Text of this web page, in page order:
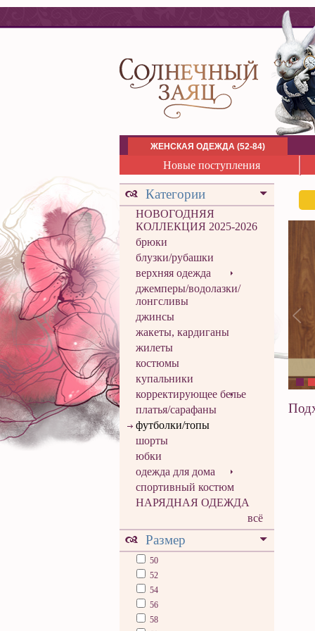
ЖЕНСКАЯ ОДЕЖДА (52-84)
Новые поступления
Категории
НОВОГОДНЯЯ
КОЛЛЕКЦИЯ 2025-2026
брюки
блузки/рубашки
верхняя одежда
джемперы/водолазки/
лонгсливы
джинсы
жакеты, кардиганы
жилеты
костюмы
купальники
корректирующее белье
платья/сарафаны
футболки/топы
шорты
юбки
одежда для дома
спортивный костюм
НАРЯДНАЯ ОДЕЖДА
всё
Размер
50
52
54
56
58